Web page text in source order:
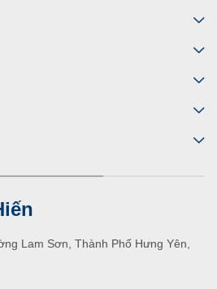
Lam Sơn, Thành Phố Hưng Yên,